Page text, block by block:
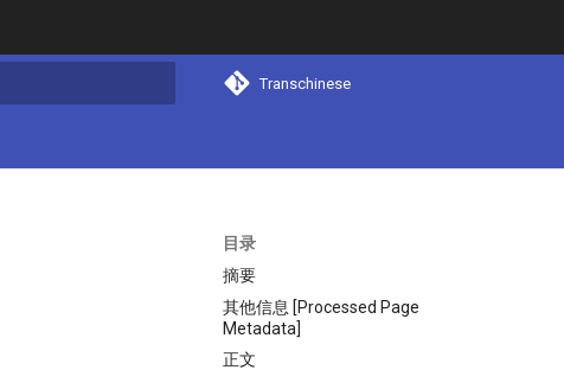
Transchinese
目录
摘要
其他信息 [Processed Page
Metadata]
正文